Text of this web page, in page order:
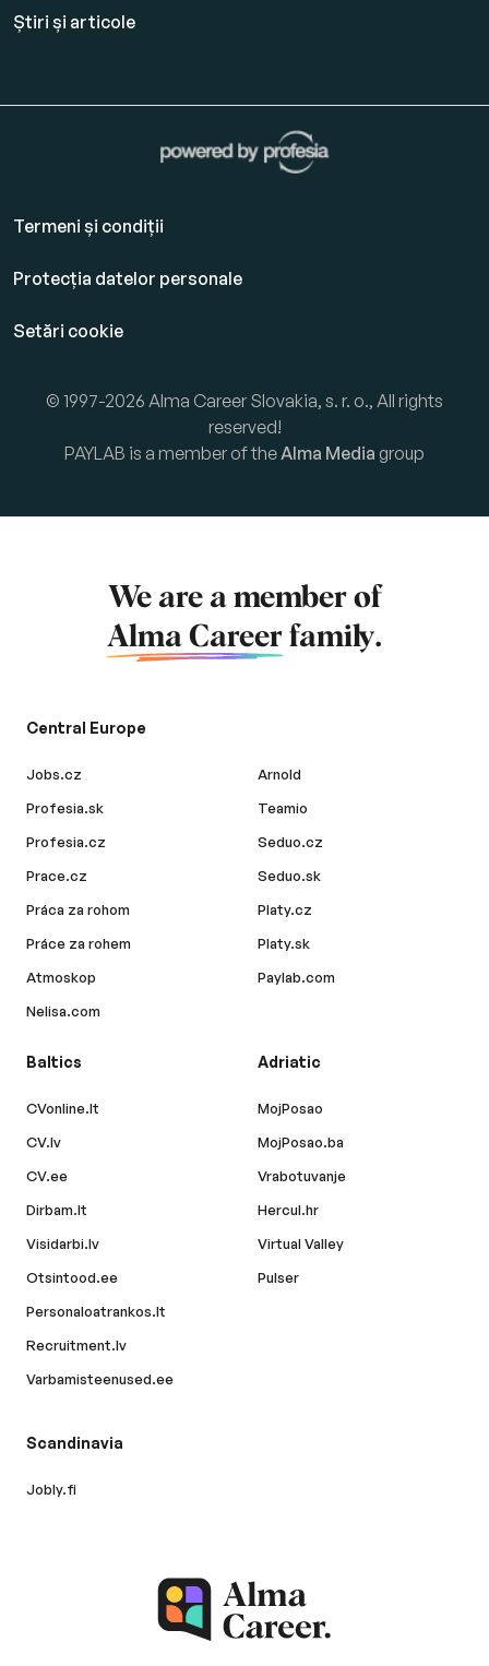
Știri și articole
Termeni și condiții
Protecția datelor personale
Setări cookie
© 1997-2026 Alma Career Slovakia, s. r. o., All rights
reserved!
PAYLAB is a member of theAlma Media group
We are a member of
Alma Career family.
Central Europe
Jobs.cz
Profesia.sk
Profesia.cz
Prace.cz
Práca za rohom
Práce za rohem
Atmoskop
Nelisa.com
Arnold
Teamio
Seduo.cz
Seduo.sk
Platy.cz
Platy.sk
Paylab.com
Baltics
CVonline.lt
CV.lv
CV.ee
Dirbam.lt
Visidarbi.lv
Otsintood.ee
Personaloatrankos.lt
Recruitment.lv
Varbamisteenused.ee
Adriatic
MojPosao
MojPosao.ba
Vrabotuvanje
Hercul.hr
Virtual Valley
Pulser
Scandinavia
Jobly.fi